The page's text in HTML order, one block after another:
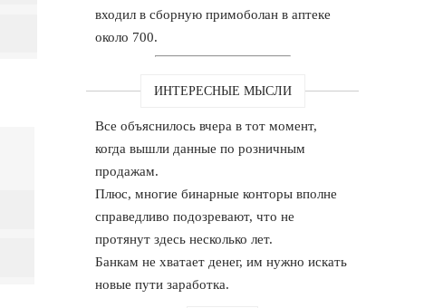
входил в сборную примоболан в аптеке
около 700.
ИНТЕРЕСНЫЕ МЫСЛИ
Все объяснилось вчера в тот момент,
когда вышли данные по розничным
продажам.
Плюс, многие бинарные конторы вполне
справедливо подозревают, что не
протянут здесь несколько лет.
Банкам не хватает денег, им нужно искать
новые пути заработка.